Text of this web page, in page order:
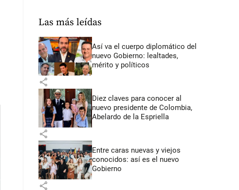
Las más leídas
Así va el cuerpo diplomático del
nuevo Gobierno: lealtades,
mérito y políticos
share
Diez claves para conocer al
nuevo presidente de Colombia,
Abelardo de la Espriella
share
Entre caras nuevas y viejos
conocidos: así es el nuevo
Gobierno
share